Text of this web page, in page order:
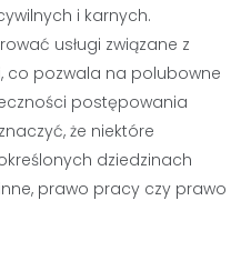
i karnych.
usługi związane z
pozwala na polubowne
postępowania
że niektóre
dziedzinach
prawo pracy czy prawo